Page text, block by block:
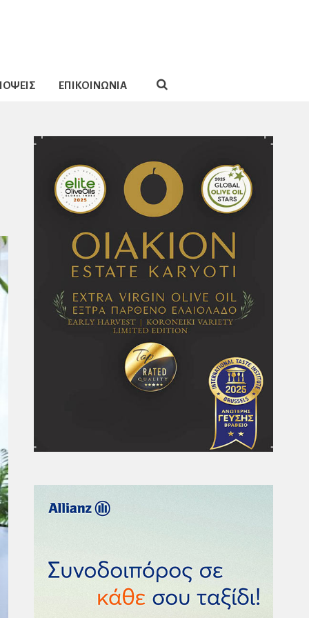
ΕΠΙΚΟΙΝΩΝΙΑ